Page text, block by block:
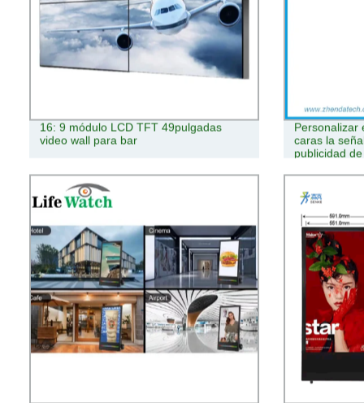
16: 9 módulo LCD TFT 49pulgadas
video wall para bar
Personalizar
caras la
publicidad